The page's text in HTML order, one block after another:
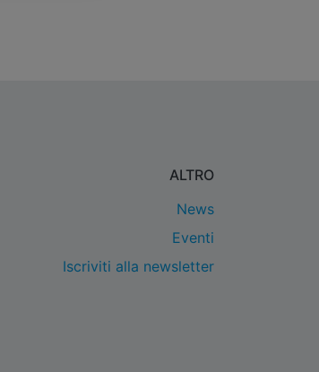
ALTRO
News
Eventi
Iscriviti alla newsletter